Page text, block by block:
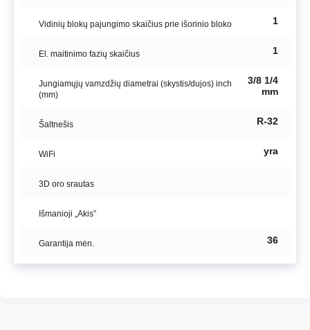
Vidinių blokų pajungimo skaičius prie išorinio bloko 1
El. maitinimo fazių skaičius 1
Jungiamųjų vamzdžių diametrai (skystis/dujos) inch
(mm)
3/8 1/4
mm
Šaltnešis R-32
WiFi yra
3D oro srautas
Išmanioji „Akis”
Garantija mėn. 36